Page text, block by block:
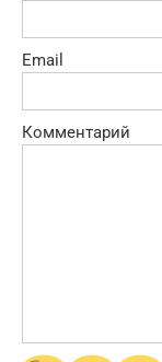
Email
Комментарий